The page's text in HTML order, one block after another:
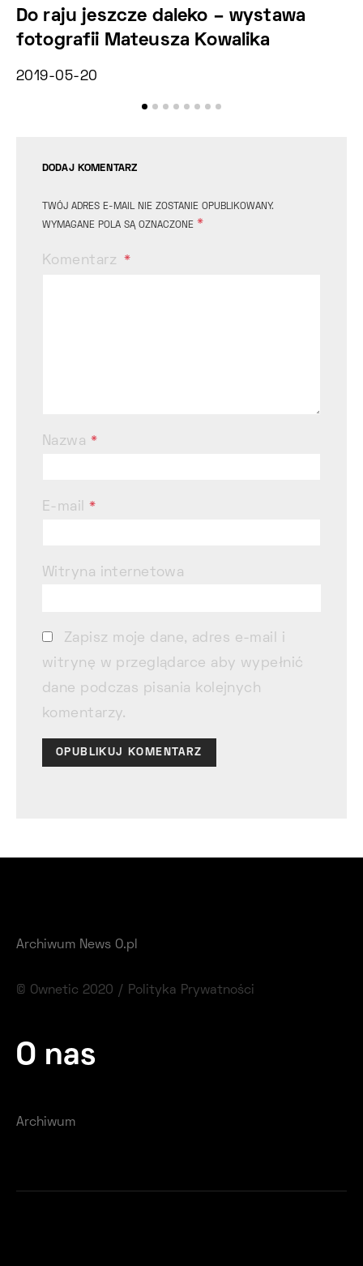
Do raju jeszcze daleko – wystawa
fotografii Mateusza Kowalika
2019-05-20
DODAJ KOMENTARZ
TWÓJ ADRES E-MAIL NIE ZOSTANIE OPUBLIKOWANY.
WYMAGANE POLA SĄ OZNACZONE *
Komentarz
Nazwa *
E-mail*
Witryna internetowa
Zapisz moje dane, adres e-mail i
witrynę w przeglądarce aby wypełnić
dane podczas pisania kolejnych
komentarzy.
Archiwum News O.pl
© Ownetic 2020 / Polityka Prywatności
O nas
Archiwum